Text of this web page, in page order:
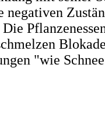
negativen
"wie